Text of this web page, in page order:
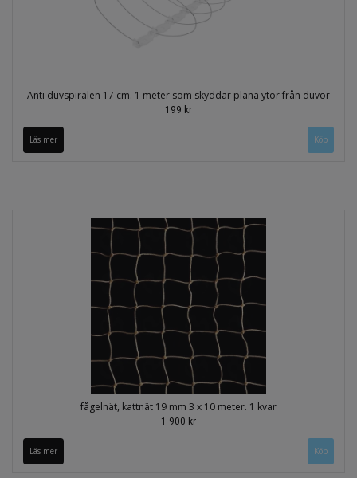
Anti duvspiralen 17 cm. 1 meter som skyddar plana ytor från duvor
199 kr
Läs mer
fågelnät, kattnät 19 mm 3 x 10 meter. 1 kvar
1 900 kr
Läs mer